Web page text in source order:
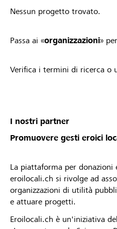
Nessun progetto trovato.
Passa ai «organizzazioni»
Verifica i termini di ricerca o
I nostri partner
Promuovere gesti eroici
La piattaforma per
eroilocali.ch si rivolge ad
organizzazioni di utilità
e attuare progetti.
Eroilocali.ch è un'iniziativa